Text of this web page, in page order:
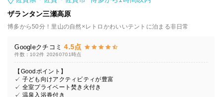
ザランタン三瀬高原
博多から50分！里山の自然×レトロかわいいテントに泊まる非日常
Googleクチコミ 4.5点
件数：102件 20260701時点
【Goodポイント】
✓ 子ども向けアクティビティが豊富
✓ 全室プライベート焚き火付き
✓ 温泉入浴券付き